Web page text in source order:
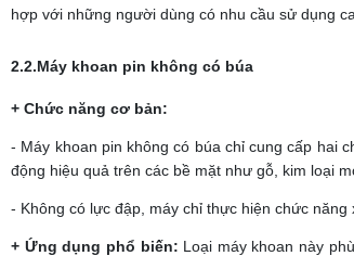
hợp với những người dùng có nhu cầu sử dụng
2.2.Máy khoan pin không có búa
+ Chức năng cơ bản:
- Máy khoan pin không có búa chỉ cung cấp hai
động hiệu quả trên các bề mặt như gỗ, kim loại
- Không có lực đập, máy chỉ thực hiện chức
+ Ứng dụng phổ biến: Loại máy khoan này